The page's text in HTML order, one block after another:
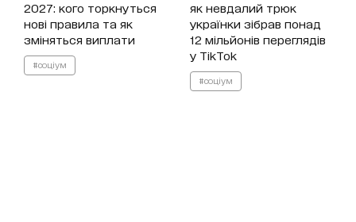
2027: кого торкнуться
нові правила та як
зміняться виплати
#соціум
як невдалий трюк
українки зібрав понад
12 мільйонів переглядів
у TikTok
#соціум